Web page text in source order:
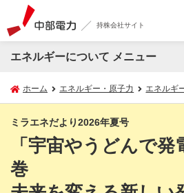
持株会社サイト
エネルギーについて メニュー
ホーム エネルギー・原子力 エネルギ
ミラエネだより2026年夏号
「宇宙やうどんで
巻